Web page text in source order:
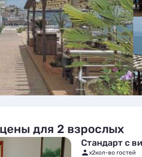
для 2 взрослых
Стандарт с
x2кол-во гостей